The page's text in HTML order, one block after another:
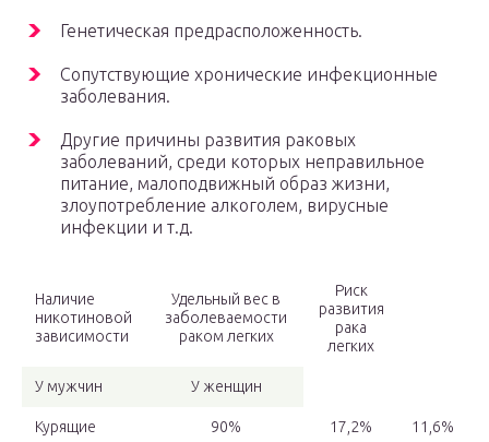
Генетическая предрасположенность.
Сопутствующие хронические инфекционные
заболевания.
Другие причины развития раковых
заболеваний, среди которых неправильное
питание, малоподвижный образ жизни,
злоупотребление алкоголем, вирусные
инфекции и т.д.
Наличие
никотиновой
зависимости
Удельный вес в
заболеваемости
раком легких
Риск
развития
рака
легких
У мужчин У женщин
Курящие 90% 17,2% 11,6%